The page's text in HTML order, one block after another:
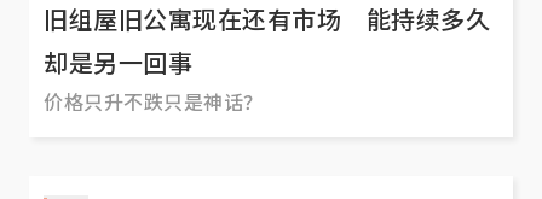
旧组屋旧公寓现在还有市场 能持续多久
却是另一回事
价格只升不跌只是神话？